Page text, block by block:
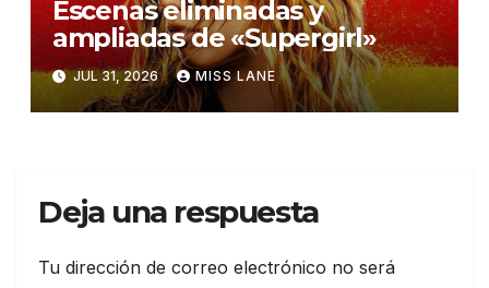
Escenas eliminadas y
ampliadas de «Supergirl»
JUL 31, 2026 MISS LANE
Deja una respuesta
Tu dirección de correo electrónico no será